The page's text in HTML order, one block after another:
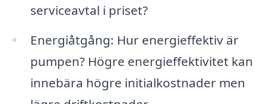
serviceavtal i priset?
Energiåtgång: Hur energieffektiv är
pumpen? Högre energieffektivitet kan
innebära högre initialkostnader men